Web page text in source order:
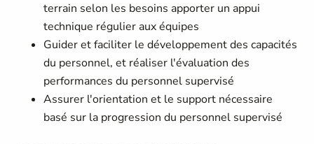
terrain selon les besoins apporter un appui
technique régulier aux équipes
Guider et faciliter le développement des capacités
du personnel, et réaliser l'évaluation des
performances du personnel supervisé
Assurer l'orientation et le support nécessaire
basé sur la progression du personnel supervisé